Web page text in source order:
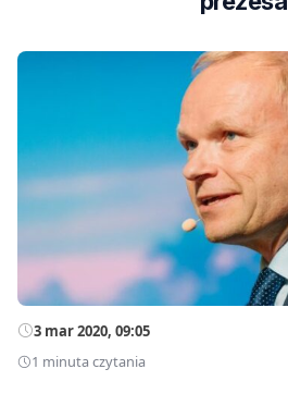
3 mar 2020, 09:05
1 minuta czytania